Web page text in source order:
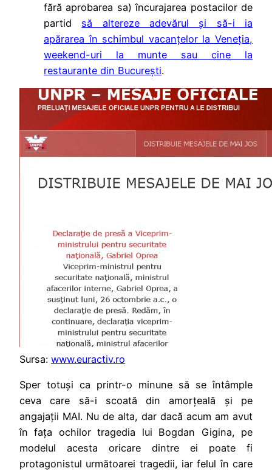
fără aprobarea sa) încurajarea postacilor de
partid să altereze adevărul și să-i ia
apărarea în schimbul vacanțelor la Veneția,
weekend-uri la munte sau cine la
restaurante din București.
Sursa: www.euractiv.ro
Sper totuși ca printr-o minune să se întâmple
ceva care să-i scoată din amorțeală și pe
angajații MAI. Nu de alta, dar dacă acum am avut
în fața ochilor tragedia lui Bogdan Gigina, pe
modelul acesta oricare dintre ei poate fi
protagonistul următoarei tragedii, iar felul în care